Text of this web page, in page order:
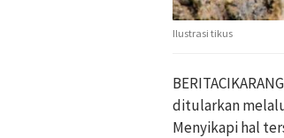
Ilustrasi tikus
ditularkan
Menyikapi hal